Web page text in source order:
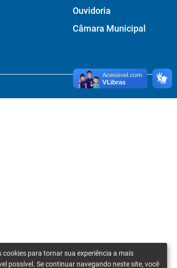
Ouvidoria
Câmara Municipal
cookies para tornar sua experiência a mais
possível. Se continuar navegando neste site, você